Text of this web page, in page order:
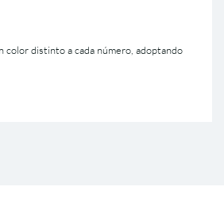
color distinto a cada número, adoptando